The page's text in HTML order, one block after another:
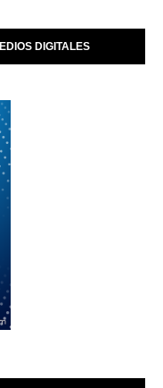
DIGITALES